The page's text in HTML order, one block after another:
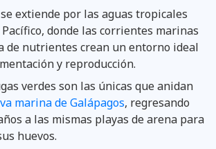
extiende por las aguas tropicales
donde las corrientes marinas
de nutrientes crean un entorno ideal
y reproducción.
verdes son las únicas que anidan
marina de Galápagos, regresando
a las mismas playas de arena para
huevos.